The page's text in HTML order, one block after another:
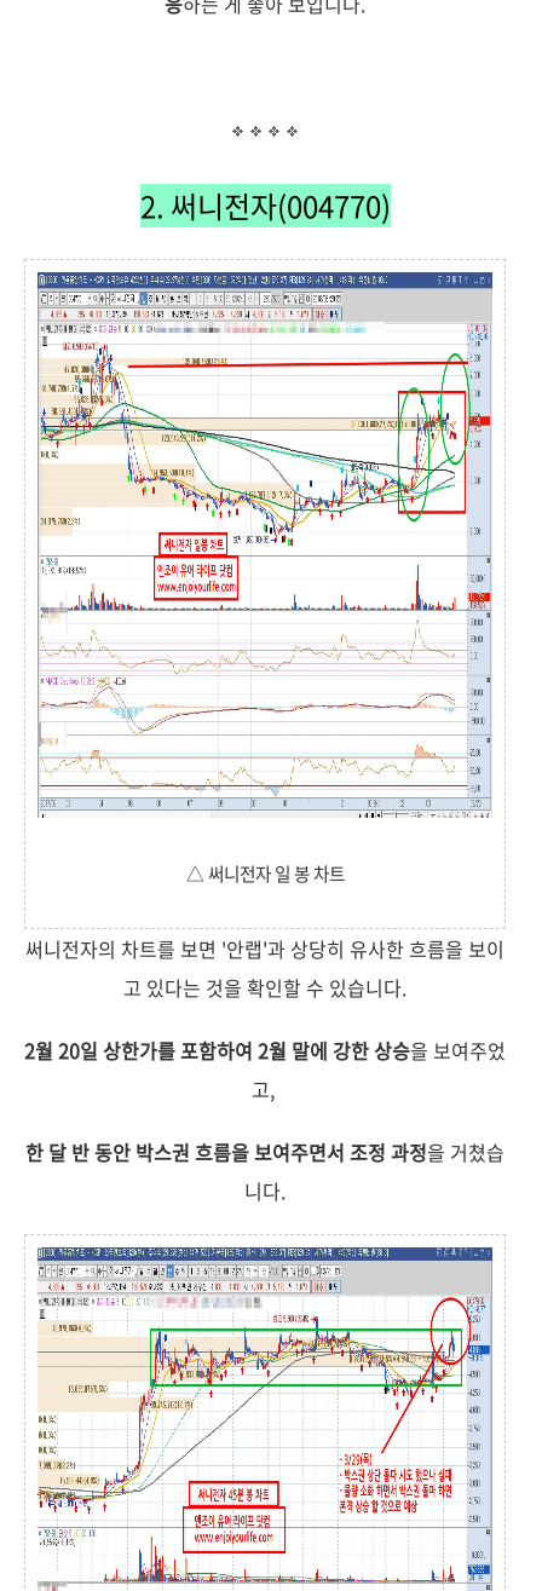
2. 써니전자(004770)
△ 써니전자 일 봉 차트
써니전자의 차트를 보면 '안랩'과 상당히 유사한 흐름을 보이
고 있다는 것을 확인할 수 있습니다.
2월 20일 상한가를 포함하여 2월 말에 강한 상승을 보여주었
고,
한 달 반 동안 박스권 흐름을 보여주면서 조정 과정을 거쳤습
니다.